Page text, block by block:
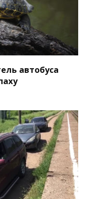
автобуса